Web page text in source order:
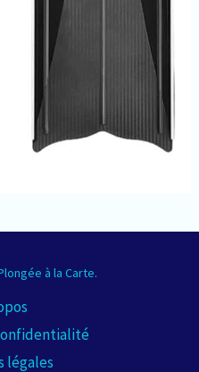
à la Carte.
légales